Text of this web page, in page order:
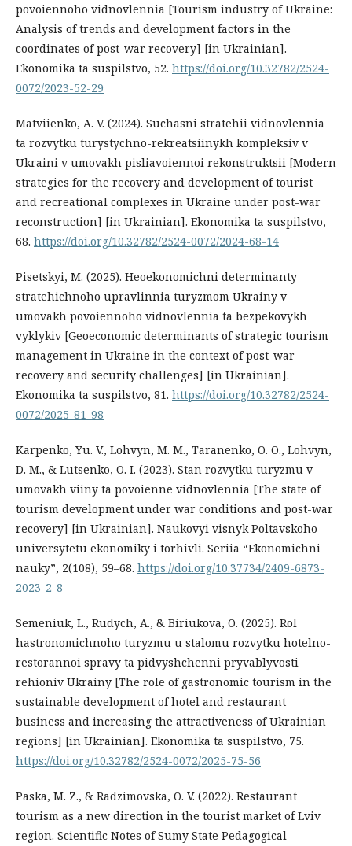
povoiennoho vidnovlennia [Tourism industry of Ukraine:
Analysis of trends and development factors in the
coordinates of post-war recovery] [in Ukrainian].
Ekonomika ta suspilstvo, 52. https://doi.org/10.32782/2524-
0072/2023-52-29
Matviienko, A. V. (2024). Suchasni stratehii vidnovlennia
ta rozvytku turystychno-rekreatsiinykh kompleksiv v
Ukraini v umovakh pisliavoiennoi rekonstruktsii [Modern
strategies for the recovery and development of tourist
and recreational complexes in Ukraine under post-war
reconstruction] [in Ukrainian]. Ekonomika ta suspilstvo,
68. https://doi.org/10.32782/2524-0072/2024-68-14
Pisetskyi, M. (2025). Heoekonomichni determinanty
stratehichnoho upravlinnia turyzmom Ukrainy v
umovakh povoiennoho vidnovlennia ta bezpekovykh
vyklykiv [Geoeconomic determinants of strategic tourism
management in Ukraine in the context of post-war
recovery and security challenges] [in Ukrainian].
Ekonomika ta suspilstvo, 81. https://doi.org/10.32782/2524-
0072/2025-81-98
Karpenko, Yu. V., Lohvyn, M. M., Taranenko, O. O., Lohvyn,
D. M., & Lutsenko, O. I. (2023). Stan rozvytku turyzmu v
umovakh viiny ta povoienne vidnovlennia [The state of
tourism development under war conditions and post-war
recovery] [in Ukrainian]. Naukovyi visnyk Poltavskoho
universytetu ekonomiky i torhivli. Seriia “Ekonomichni
nauky”, 2(108), 59–68. https://doi.org/10.37734/2409-6873-
2023-2-8
Semeniuk, L., Rudych, A., & Biriukova, O. (2025). Rol
hastronomichnoho turyzmu u stalomu rozvytku hotelno-
restorannoi spravy ta pidvyshchenni pryvablyvosti
rehioniv Ukrainy [The role of gastronomic tourism in the
sustainable development of hotel and restaurant
business and increasing the attractiveness of Ukrainian
regions] [in Ukrainian]. Ekonomika ta suspilstvo, 75.
https://doi.org/10.32782/2524-0072/2025-75-56
Paska, M. Z., & Radzimovska, O. V. (2022). Restaurant
tourism as a new direction in the tourist market of Lviv
region. Scientific Notes of Sumy State Pedagogical